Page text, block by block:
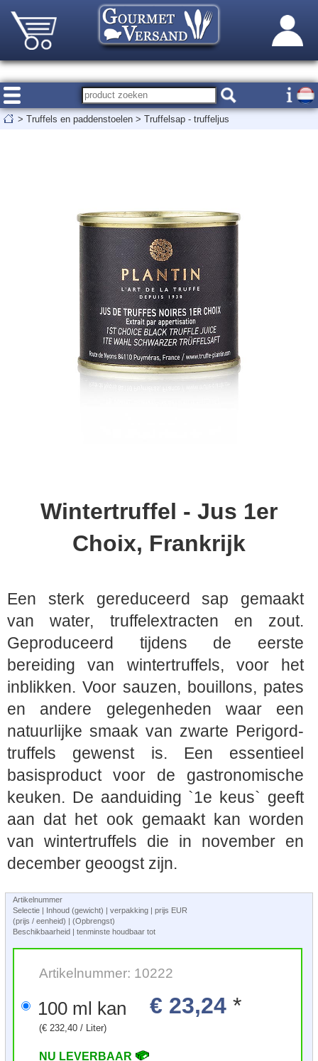
> Truffels en paddenstoelen > Truffelsap - truffeljus
Wintertruffel - Jus 1er
Choix, Frankrijk
Een sterk gereduceerd sap gemaakt
van water, truffelextracten en zout.
Geproduceerd tijdens de eerste
bereiding van wintertruffels, voor het
inblikken. Voor sauzen, bouillons, pates
en andere gelegenheden waar een
natuurlijke smaak van zwarte Perigord-
truffels gewenst is. Een essentieel
basisproduct voor de gastronomische
keuken. De aanduiding `1e keus` geeft
aan dat het ook gemaakt kan worden
van wintertruffels die in november en
december geoogst zijn.
Artikelnummer
Selectie | Inhoud (gewicht) | verpakking | prijs EUR
(prijs / eenheid) | (Opbrengst)
Beschikbaarheid | tenminste houdbaar tot
Artikelnummer: 10222
100 ml kan € 23,24*
(€ 232,40 / Liter)
NU LEVERBAAR